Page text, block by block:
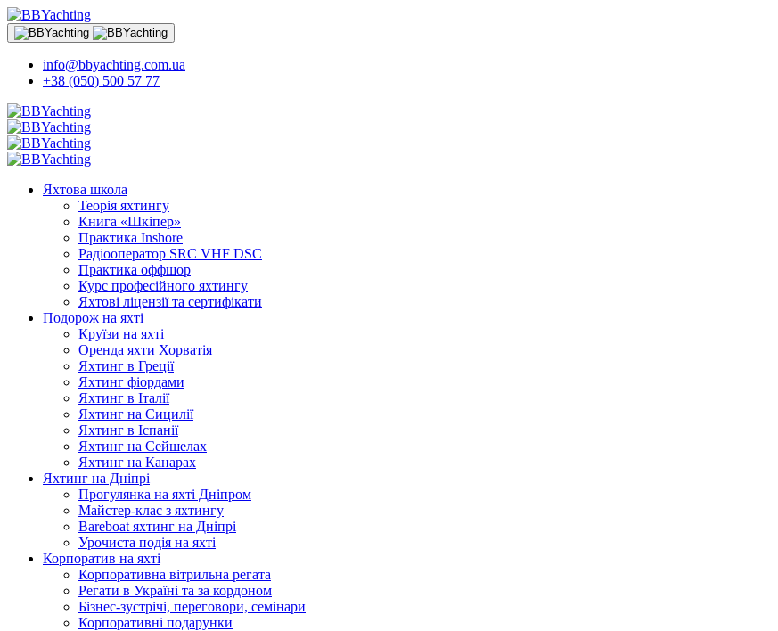
info@bbyachting.com.ua
+38 (050) 500 57 77
Яхтова школа
Теорія яхтингу
Книга «Шкіпер»
Практика Inshore
Радіооператор SRC VHF DSC
Практика оффшор
Курс професійного яхтингу
Яхтові ліцензії та сертифікати
Подорож на яхті
Круїзи на яхті
Оренда яхти Хорватія
Яхтинг в Греції
Яхтинг фіордами
Яхтинг в Італії
Яхтинг на Сицилії
Яхтинг в Іспанії
Яхтинг на Сейшелах
Яхтинг на Канарах
Яхтинг на Дніпрі
Прогулянка на яхті Дніпром
Майстер-клас з яхтингу
Bareboat яхтинг на Дніпрі
Урочиста подія на яхті
Корпоратив на яхті
Корпоративна вітрильна регата
Регати в Україні та за кордоном
Бізнес-зустрічі, переговори, семінари
Корпоративні подарунки